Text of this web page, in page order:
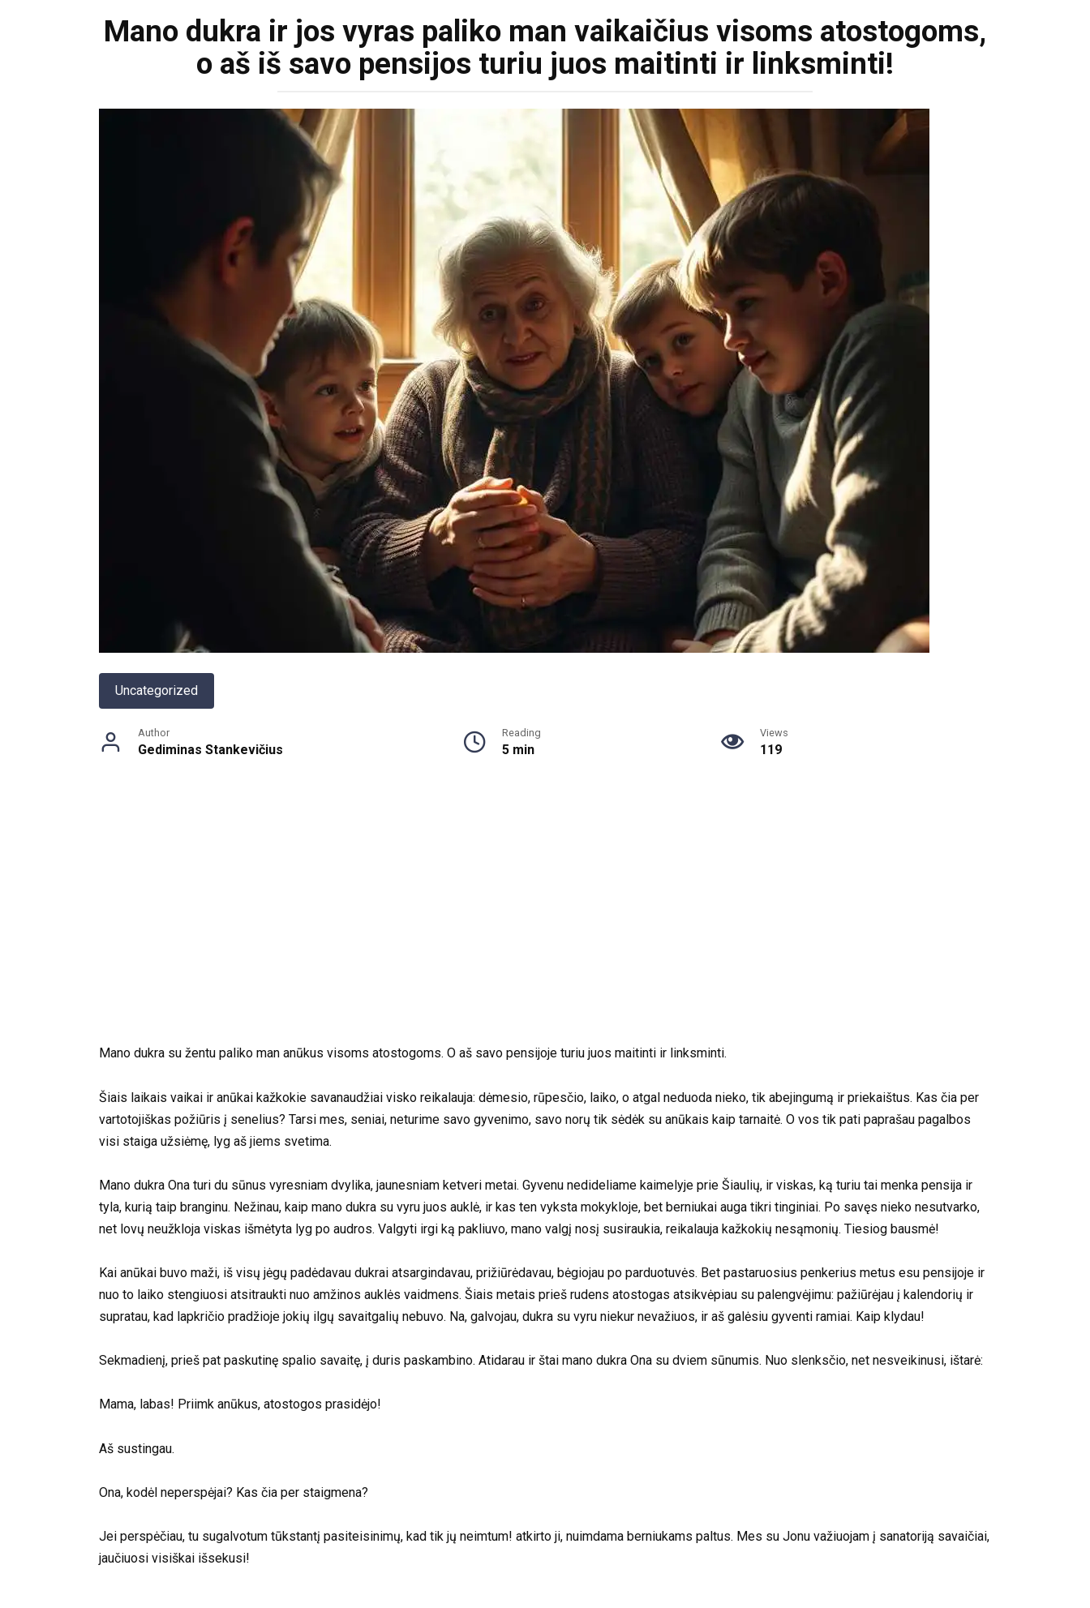
Mano dukra ir jos vyras paliko man vaikaičius visoms atostogoms,
o aš iš savo pensijos turiu juos maitinti ir linksminti!
Uncategorized
Author
Gediminas Stankevičius
Reading
5 min
Views
119
Mano dukra su žentu paliko man anūkus visoms atostogoms. O aš savo pensijoje turiu juos maitinti ir linksminti.
Šiais laikais vaikai ir anūkai kažkokie savanaudžiai visko reikalauja: dėmesio, rūpesčio, laiko, o atgal neduoda nieko, tik abejingumą ir priekaištus. Kas čia per
vartotojiškas požiūris į senelius? Tarsi mes, seniai, neturime savo gyvenimo, savo norų tik sėdėk su anūkais kaip tarnaitė. O vos tik pati paprašau pagalbos
visi staiga užsiėmę, lyg aš jiems svetima.
Mano dukra Ona turi du sūnus vyresniam dvylika, jaunesniam ketveri metai. Gyvenu nedideliame kaimelyje prie Šiaulių, ir viskas, ką turiu tai menka pensija ir
tyla, kurią taip branginu. Nežinau, kaip mano dukra su vyru juos auklė, ir kas ten vyksta mokykloje, bet berniukai auga tikri tinginiai. Po savęs nieko nesutvarko,
net lovų neužkloja viskas išmėtyta lyg po audros. Valgyti irgi ką pakliuvo, mano valgį nosį susiraukia, reikalauja kažkokių nesąmonių. Tiesiog bausmė!
Kai anūkai buvo maži, iš visų jėgų padėdavau dukrai atsargindavau, prižiūrėdavau, bėgiojau po parduotuvės. Bet pastaruosius penkerius metus esu pensijoje ir
nuo to laiko stengiuosi atsitraukti nuo amžinos auklės vaidmens. Šiais metais prieš rudens atostogas atsikvėpiau su palengvėjimu: pažiūrėjau į kalendorių ir
supratau, kad lapkričio pradžioje jokių ilgų savaitgalių nebuvo. Na, galvojau, dukra su vyru niekur nevažiuos, ir aš galėsiu gyventi ramiai. Kaip klydau!
Sekmadienį, prieš pat paskutinę spalio savaitę, į duris paskambino. Atidarau ir štai mano dukra Ona su dviem sūnumis. Nuo slenksčio, net nesveikinusi, ištarė:
Mama, labas! Priimk anūkus, atostogos prasidėjo!
Aš sustingau.
Ona, kodėl neperspėjai? Kas čia per staigmena?
Jei perspėčiau, tu sugalvotum tūkstantį pasiteisinimų, kad tik jų neimtum! atkirto ji, nuimdama berniukams paltus. Mes su Jonu važiuojam į sanatoriją savaičiai,
jaučiuosi visiškai išsekusi!